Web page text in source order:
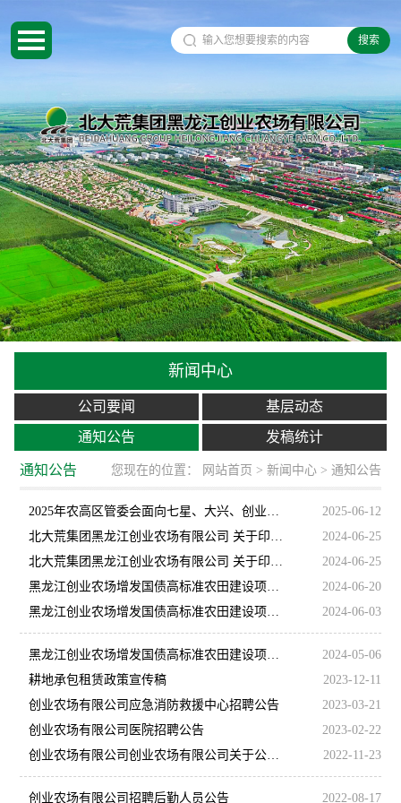
搜索
新闻中心
公司要闻
基层动态
通知公告
发稿统计
通知公告 您现在的位置： 网站首页 > 新闻中心 > 通知公告
2025年农高区管委会面向七星、大兴、创业、局直 定向招聘社区工作者方案
2025-06-12
北大荒集团黑龙江创业农场有限公司 关于印发《２０２４年黑龙江省创业农场有限公司防汛应急预案》的通知
2024-06-25
北大荒集团黑龙江创业农场有限公司 关于印发《2024年黑龙江省创业农场有限公司抗旱应急预案》的通知
2024-06-25
黑龙江创业农场增发国债高标准农田建设项目环境影响报告书全本及公众参与说明公示
2024-06-20
黑龙江创业农场增发国债高标准农田建设项目环境影响评价报告书征求意见稿公示
2024-06-03
黑龙江创业农场增发国债高标准农田建设项目 环境影响评价一次公示
2024-05-06
耕地承包租赁政策宣传稿
2023-12-11
创业农场有限公司应急消防救援中心招聘公告
2023-03-21
创业农场有限公司医院招聘公告
2023-02-22
创业农场有限公司创业农场有限公司关于公开征集大米品牌名称、标识和广告语的启事
2022-11-23
创业农场有限公司招聘后勤人员公告 2022-08-17